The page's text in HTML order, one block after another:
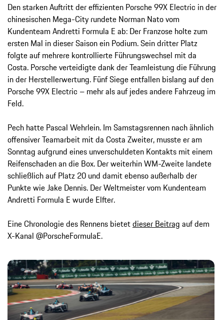
Den starken Auftritt der effizienten Porsche 99X Electric in der
chinesischen Mega-City rundete Norman Nato vom
Kundenteam Andretti Formula E ab: Der Franzose holte zum
ersten Mal in dieser Saison ein Podium. Sein dritter Platz
folgte auf mehrere kontrollierte Führungswechsel mit da
Costa. Porsche verteidigte dank der Teamleistung die Führung
in der Herstellerwertung. Fünf Siege entfallen bislang auf den
Porsche 99X Electric – mehr als auf jedes andere Fahrzeug im
Feld.
Pech hatte Pascal Wehrlein. Im Samstagsrennen nach ähnlich
offensiver Teamarbeit mit da Costa Zweiter, musste er am
Sonntag aufgrund eines unverschuldeten Kontakts mit einem
Reifenschaden an die Box. Der weiterhin WM-Zweite landete
schließlich auf Platz 20 und damit ebenso außerhalb der
Punkte wie Jake Dennis. Der Weltmeister vom Kundenteam
Andretti Formula E wurde Elfter.
Eine Chronologie des Rennens bietetdieser Beitrag auf dem
X-Kanal @PorscheFormulaE.